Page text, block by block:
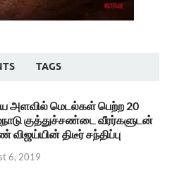
TAGS
அளவில் மெடல்கள் பெற்ற 20
குத்துச்சண்டை வீரர்களுடன்
விஜய்யின் திடீர் சந்திப்பு
6, 2019